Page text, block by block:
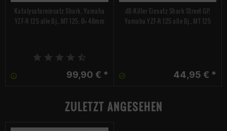
Katalysatoreinsatz Shark, Yamaha
YZF-R 125 alle Bj., MT 125, Ø= 48mm
99,90 € *
dB-Killer Einsatz Shark Street GP,
Yamaha YZF-R 125 alle Bj., MT 125
44,95 € *
ZULETZT ANGESEHEN